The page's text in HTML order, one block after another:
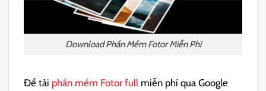
Download Phần Mềm Fotor Miễn Phí
Để tải phần mềm Fotor full miễn phí qua Google